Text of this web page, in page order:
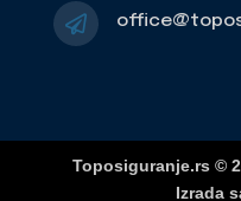

Toposiguranje.rs ©
Izrada